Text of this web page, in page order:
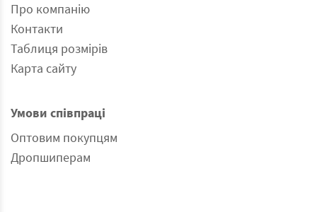
Про компанію
Контакти
Таблиця розмірів
Карта сайту
Умови співпраці
Оптовим покупцям
Дропшиперам